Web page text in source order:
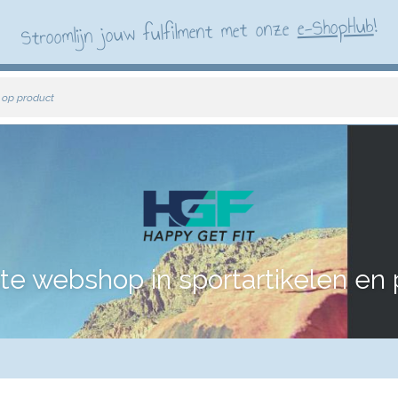
Stroomlijn jouw fulfilment met onzee-ShopHub!
op product
webshop in sportartikelen en